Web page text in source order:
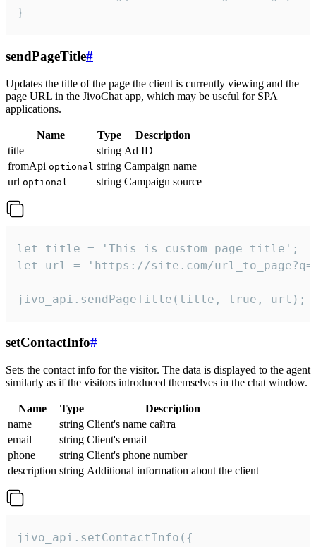
}
sendPageTitle#
Updates the title of the page the client is currently viewing and the
page URL in the JivoChat app, which may be useful for SPA
applications.
Name Type
Description
title
string Ad ID
fromApi optional string Campaign name
url optional string Campaign source
let title = 'This is custom page title';
let url = 'https://site.com/
jivo_api.sendPageTitle(title, true, url);
setContactInfo#
Sets the contact info for the visitor. The data is displayed to the agent
similarly as if the visitors introduced themselves in the chat window.
Name Type
Description
name
string Client's name сайта
email
string Client's email
phone
string Client's phone number
description string Additional information about the client
jivo_api.setContactInfo({